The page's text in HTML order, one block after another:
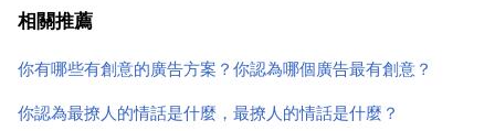
上人低語。等滿地落紅敗絮飛去。我聽聞江南輕舟正
相關推薦
你有哪些有創意的廣告方案？你認為哪個廣告最有創意？
你認為最撩人的情話是什麼，最撩人的情話是什麼？